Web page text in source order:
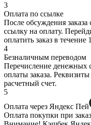
3
Оплата по ссылке
После обсуждения
ссылку на оплату.
оплатить заказ в
4
Безналичным переводом
Перечисление денежных
оплаты заказа.
расчетный счет.
5
Оплата через Яндекс Пей
Оплата покупки при